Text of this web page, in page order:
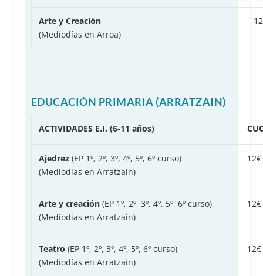
Arte y Creación
(Mediodías en Arroa)
EDUCACIÓN PRIMARIA (ARRATZAIN)
ACTIVIDADES E.I. (6-11 años)
Ajedrez (EP 1º, 2º, 3º, 4º, 5º, 6º curso)
(Mediodías en Arratzain)
Arte y creación (EP 1º, 2º, 3º, 4º, 5º, 6º curso)
(Mediodías en Arratzain)
Teatro (EP 1º, 2º, 3º, 4º, 5º, 6º curso)
(Mediodías en Arratzain)